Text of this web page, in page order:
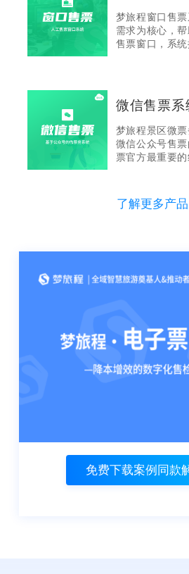
系统、景区电
等，全面实现
务结算、数据
理功能。
梦旅程窗口售
需求为核心，
售票窗口，系统
成窗口售票、
销商售票、会员
有效缓解窗口
票、查询、销
微信售票系
梦旅程景区微
微信公众号售
票官方最重要的
描手机二维码
区开展微信营
了解更多产
免费下载案例同款